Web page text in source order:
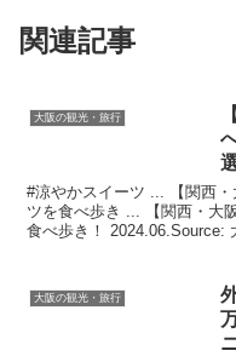
関連記事
大阪の観光・旅行
#涼やかスイーツ ... 【関西
ツを食べ歩き ... 【関西・大
食べ歩き！ 2024.06.Source:
大阪の観光・旅行